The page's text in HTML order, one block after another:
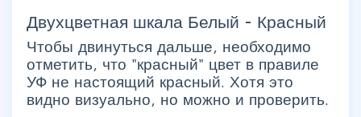
Двухцветная шкала Белый - Красный
Чтобы двинуться дальше, необходимо
отметить, что "красный" цвет в правиле
УФ не настоящий красный. Хотя это
видно визуально, но можно и проверить.